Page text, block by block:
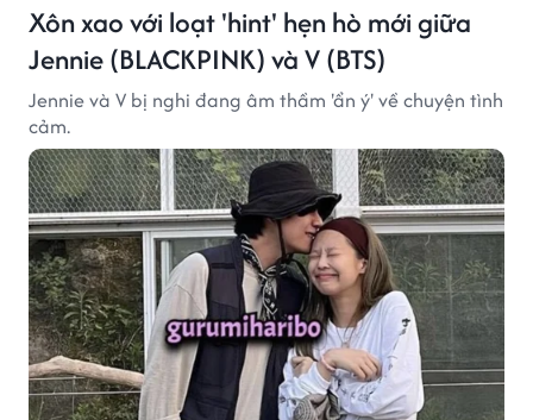
Xôn xao với loạt 'hint' hẹn hò mới giữa
Jennie (BLACKPINK) và V (BTS)
Jennie và V bị nghi đang âm thầm 'ẩn ý' về chuyện tình
cảm.